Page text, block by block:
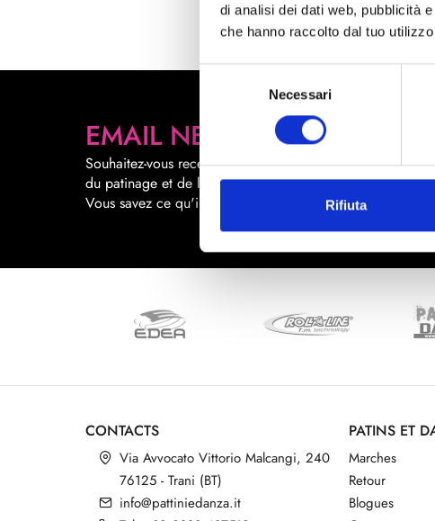
di analisi dei dati web, pubblicità
che hanno raccolto dal tuo
Selezione
Necessari
Rifiuta
EMAIL NEWSLETTER
Souhaitez-vous recevoir des promotions sur le monde
du patinage et de la danse directement par email ?
Vous savez ce qu'il faut faire.
CONTACTS
Via Avvocato Vittorio Malcangi, 240
76125 - Trani (BT)
info@pattiniedanza.it
PATINS ET
Marches
Retour
Blogues